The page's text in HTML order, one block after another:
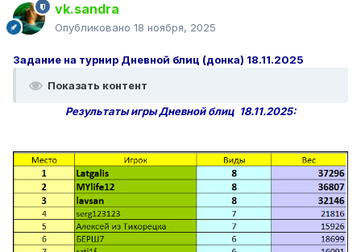
vk.sandra
Опубликовано 18 ноября, 2025
Задание на турнир Дневной блиц (донка) 18.11.2025
Показать контент
Результаты игры Дневной блиц 18.11.2025: